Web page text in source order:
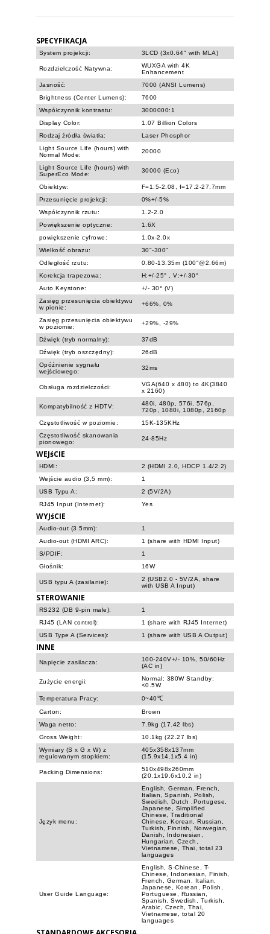
SPECYFIKACJA
System projekcji: 3LCD (3x0.64" with MLA)
Rozdzielczość Natywna:
WUXGA with 4K
Enhancement
Jasność:
7000 (ANSI Lumens)
Brightness (Center Lumens):
7600
Współczynnik kontrastu:
3000000:1
Display Color:
1.07 Billion Colors
Rodzaj źródła światła:
Laser Phosphor
Light Source Life (hours) with
Normal Mode:
20000
Light Source Life (hours) with
SuperEco Mode:
30000 (Eco)
Obiektyw:
F=1.5-2.08, f=17.2-27.7mm
Przesunięcie projekcji:
0%+/-5%
Współczynnik rzutu:
1.2-2.0
Powiększenie optyczne:
1.6X
powiększenie cyfrowe:
1.0x-2.0x
Wielkość obrazu:
30"-300"
Odległość rzutu:
0.80-13.35m (100"@2.66m)
Korekcja trapezowa:
H:+/-25° , V:+/-30°
Auto Keystone:
+/- 30° (V)
Zasięg przesunięcia obiektywu
w pionie:
+66%, 0%
Zasięg przesunięcia obiektywu
w poziomie:
+29%, -29%
Dźwięk (tryb normalny):
37dB
Dźwięk (tryb oszczędny):
26dB
Opóźnienie sygnału
wejściowego:
32ms
Obsługa rozdzielczości:
VGA(640 x 480) to 4K(3840
x 2160)
Kompatybilność z HDTV:
480i, 480p, 576i, 576p,
720p, 1080i, 1080p, 2160p
Częstotliwość w poziomie:
15K-135KHz
Częstotliwość skanowania
pionowego:
24-85Hz
WEJśCIE
HDMI:
2 (HDMI 2.0, HDCP 1.4/2.2)
Wejście audio (3,5 mm):
1
USB Typu A:
2 (5V/2A)
RJ45 Input (Internet):
Yes
WYJśCIE
Audio-out (3.5mm):
1
Audio-out (HDMI ARC):
1 (share with HDMI Input)
S/PDIF:
1
Głośnik:
16W
USB typu A (zasilanie):
2 (USB2.0 - 5V/2A, share
with USB A Input)
STEROWANIE
RS232 (DB 9-pin male):
1
RJ45 (LAN control):
1 (share with RJ45 Internet)
USB Type A (Services):
1 (share with USB A Output)
INNE
Napięcie zasilacza:
100-240V+/- 10%, 50/60Hz
(AC in)
Zużycie energii:
Normal: 380W Standby:
<0.5W
Temperatura Pracy:
0~40℃
Carton:
Brown
Waga netto:
7.9kg (17.42 lbs)
Gross Weight:
10.1kg (22.27 lbs)
Wymiary (S x G x W) z
regulowanym stopkiem:
405x358x137mm
(15.9x14.1x5.4 in)
Packing Dimensions:
510x498x260mm
(20.1x19.6x10.2 in)
Język menu:
English, German, French,
Italian, Spanish, Polish,
Swedish, Dutch ,Portugese,
Japanese, Simplified
Chinese, Traditional
Chinese, Korean, Russian,
Turkish, Finnish, Norwegian,
Danish, Indonesian,
Hungarian, Czech,
Vietnamese, Thai, total 23
languages
User Guide Language:
English, S-Chinese, T-
Chinese, Indonesian, Finish,
French, German, Italian,
Japanese, Korean, Polish,
Portuguese, Russian,
Spanish, Swedish, Turkish,
Arabic, Czech, Thai,
Vietnamese, total 20
languages